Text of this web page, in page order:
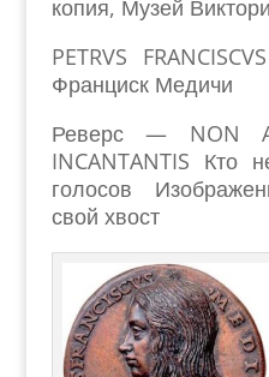
копия, Музей
PETRVS
Франциск Медичи
Реверс — NON
INCANTANTIS Кто
голосов
свой хвост